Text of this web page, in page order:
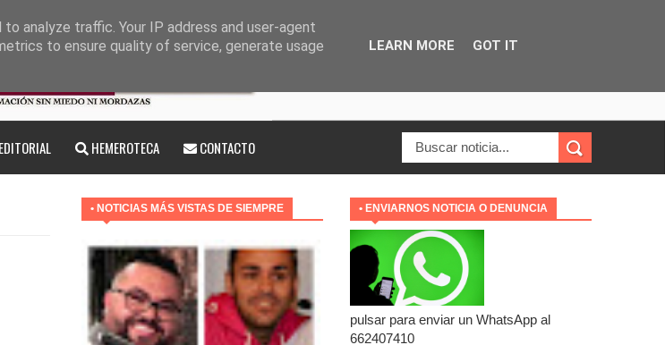
HEMEROTECA CONTACTO
• NOTICIAS MÁS VISTAS DE SIEMPRE • ENVIARNOS NOTICIA O DENUNCIA
pulsar para enviar un WhatsApp al
662407410
analyze traffic. Your IP address and user-agent
to ensure quality of service, generate usage
LEARN MORE GOT IT